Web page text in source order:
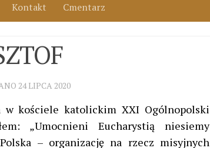
Kontakt
Cmentarz
24 LIPCA 2020
kościele katolickim XXI Ogólnopolski
„Umocnieni Eucharystią niesiemy
– organizację na rzecz misyjnych